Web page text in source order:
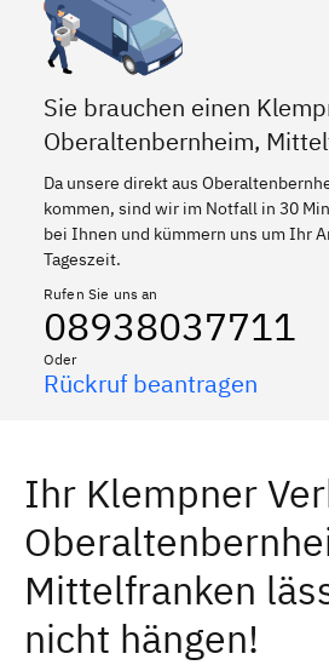
Sie brauchen einen
Oberaltenbernheim,
Da unsere direkt aus
kommen, sind wir im Notfall in 30
bei Ihnen und kümmern uns um Ihr
Tageszeit.
Rufen Sie uns an
08938037711
Oder
Rückruf beantragen
Ihr Klempner
Mittelfranken
nicht hängen!